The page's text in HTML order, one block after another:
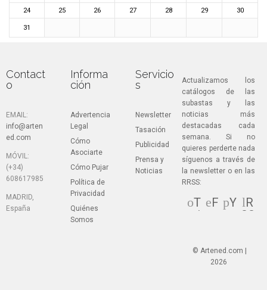
24
25 26 27 28 29 30
31
Contact
o
EMAIL:
info@arten
ed.com
MÓVIL:
(+34)
608617985
MADRID,
España
Informa
ción
Advertencia
Legal
Cómo
Asociarte
Cómo Pujar
Política de
Privacidad
Quiénes
Somos
Servicio
s
Newsletter
Tasación
Publicidad
Prensa y
Noticias
Actualizamos los
catálogos de las
subastas y las
noticias más
destacadas cada
semana. Si no
quieres perderte nada
síguenos a través de
la newsletter o en las
RRSS:
T
wi
F
k
Y
R
SS
© Artened.com |
2026